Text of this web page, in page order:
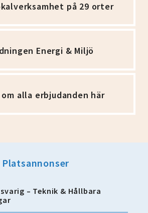
på 29 orter
Energi & Miljö
om alla erbjudanden här
Platsannonser
– Teknik & Hållbara